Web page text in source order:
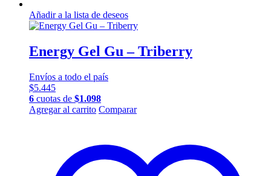
Añadir a la lista de deseos
Energy Gel Gu – Triberry
Envíos a todo el país
$5.445
6 cuotas de $1.098
Agregar al carrito Comparar